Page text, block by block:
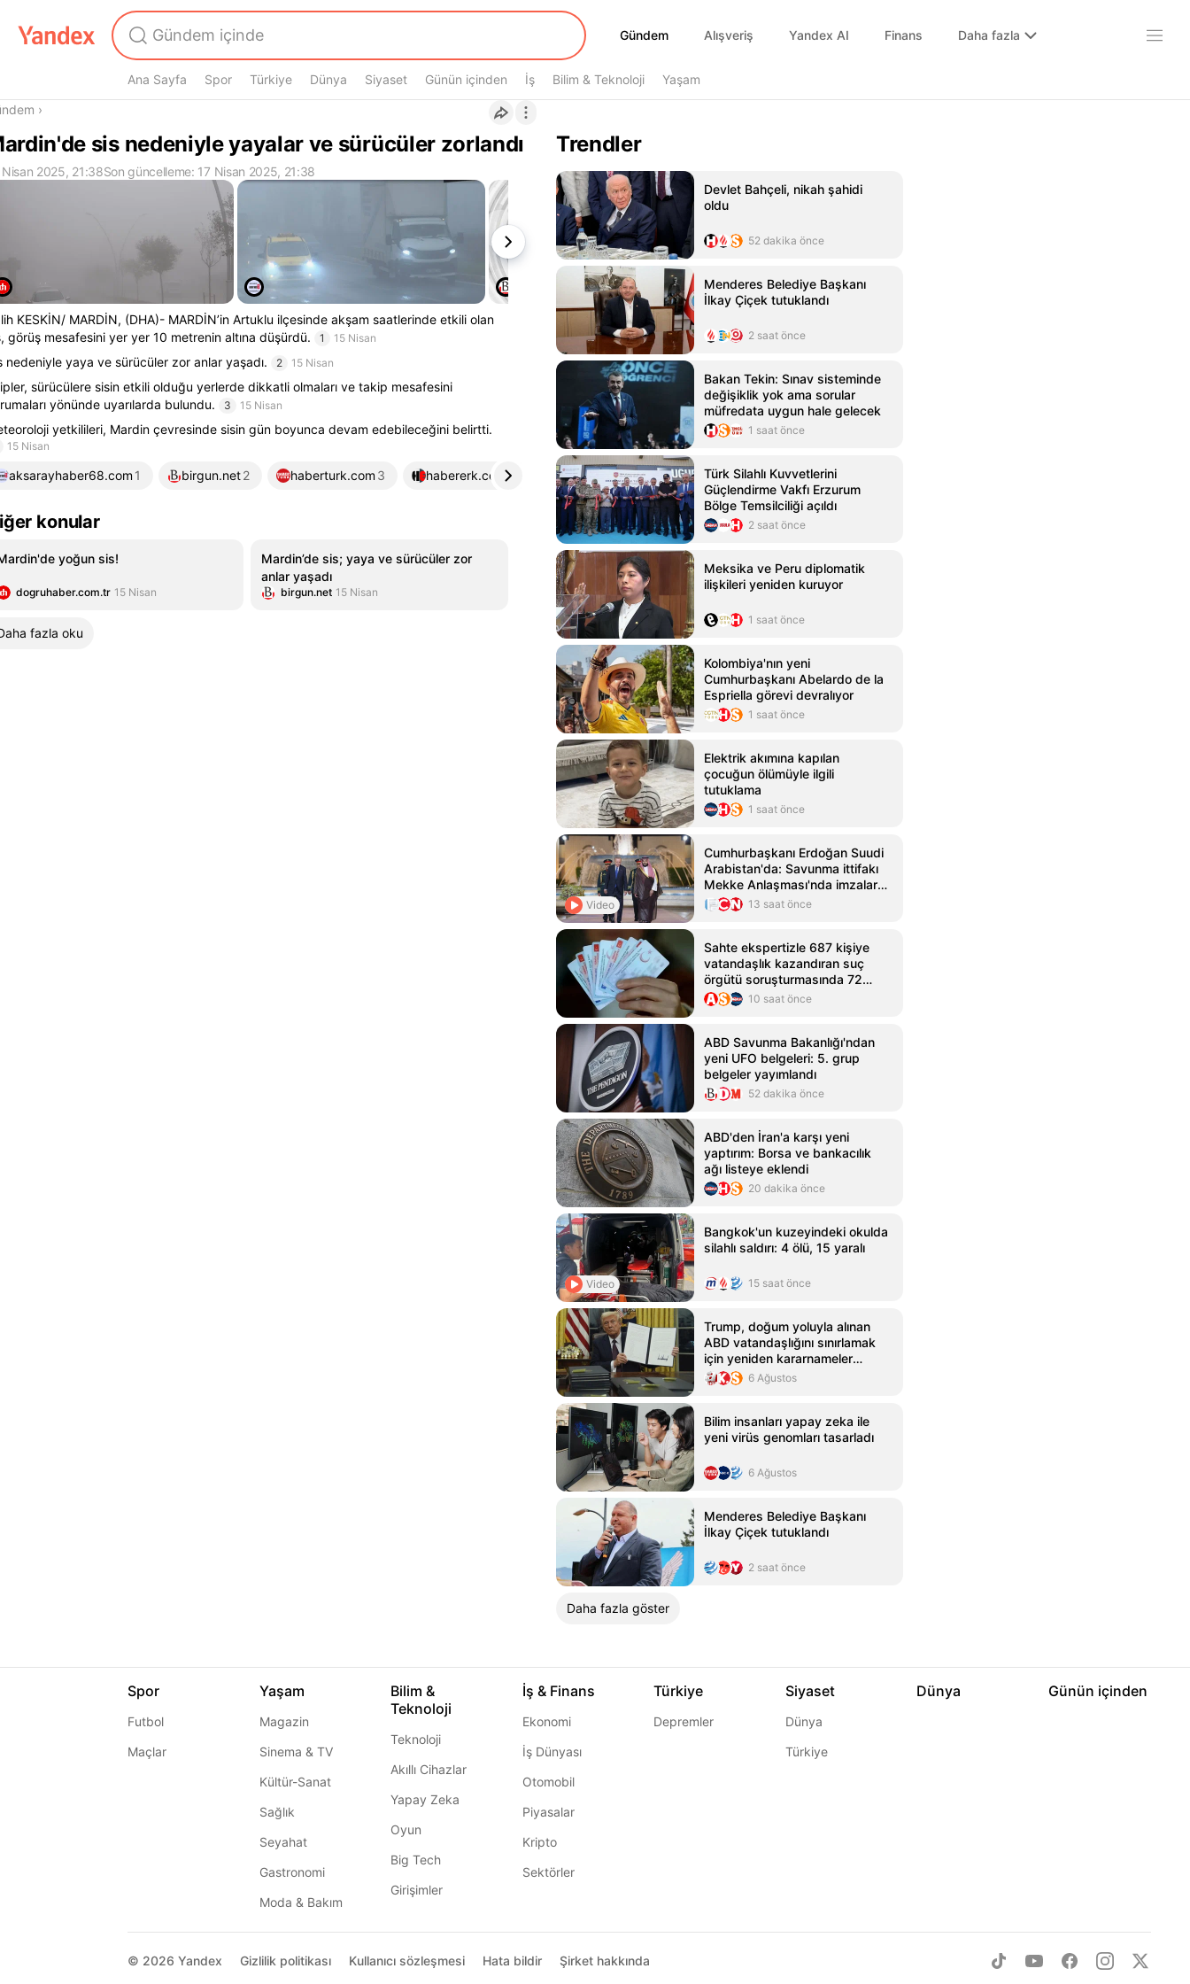
Gündem
Gündem Alışveriş Yandex AI Finans Daha fazla
Ana Sayfa Spor Türkiye Dünya Siyaset Günün içinden İş Bilim & Teknoloji Yaşam
›
sis nedeniyle yayalar ve sürücüler zorlandı
Nisan 2025, 21:38Son güncelleme: 17 Nisan 2025, 21:38
KESKİN/ MARDİN, (DHA)- MARDİN’in Artuklu ilçesinde akşam saatlerinde etkili olan
görüş mesafesini yer yer 10 metrenin altına düşürdü.
1 15 Nisan
nedeniyle yaya ve sürücüler zor anlar yaşadı. 2 15 Nisan
sürücülere sisin etkili olduğu yerlerde dikkatli olmaları ve takip mesafesini
yönünde uyarılarda bulundu.
3 15 Nisan
yetkilileri, Mardin çevresinde sisin gün boyunca devam edebileceğini belirtti.
15 Nisan
aksarayhaber68.com 1 birgun.net2 haberturk.com 3 habererk.com4
konular
yoğun sis!
dogruhaber.com.tr 15 Nisan
Mardin’de sis; yaya ve sürücüler zor
anlar yaşadı
birgun.net 15 Nisan
fazla oku
Trendler
Devlet Bahçeli, nikah şahidi
oldu
52 dakika önce
Menderes Belediye Başkanı
İlkay Çiçek tutuklandı
2 saat önce
Bakan Tekin: Sınav sisteminde
değişiklik yok ama sorular
müfredata uygun hale gelecek
1 saat önce
Türk Silahlı Kuvvetlerini
Güçlendirme Vakfı Erzurum
Bölge Temsilciliği açıldı
2 saat önce
Meksika ve Peru diplomatik
ilişkileri yeniden kuruyor
1 saat önce
Kolombiya'nın yeni
Cumhurbaşkanı Abelardo de la
Espriella görevi devralıyor
1 saat önce
Elektrik akımına kapılan
çocuğun ölümüyle ilgili
tutuklama
1 saat önce
Video
Cumhurbaşkanı Erdoğan Suudi
Arabistan'da: Savunma ittifakı
Mekke Anlaşması'nda imzalar
atıldı!
13 saat önce
Sahte ekspertizle 687 kişiye
vatandaşlık kazandıran suç
örgütü soruşturmasında 72
şüpheli adliyeye sevk edildi
10 saat önce
ABD Savunma Bakanlığı'ndan
yeni UFO belgeleri: 5. grup
belgeler yayımlandı
52 dakika önce
ABD'den İran'a karşı yeni
yaptırım: Borsa ve bankacılık
ağı listeye eklendi
20 dakika önce
Video
Bangkok'un kuzeyindeki okulda
silahlı saldırı: 4 ölü, 15 yaralı
15 saat önce
Trump, doğum yoluyla alınan
ABD vatandaşlığını sınırlamak
için yeniden kararnameler
imzaladı6 Ağustos
Bilim insanları yapay zeka ile
yeni virüs genomları tasarladı
6 Ağustos
Menderes Belediye Başkanı
İlkay Çiçek tutuklandı
2 saat önce
Daha fazla göster
Spor
Futbol
Maçlar
Yaşam
Magazin
Sinema & TV
Kültür-Sanat
Sağlık
Seyahat
Gastronomi
Moda & Bakım
Bilim &
Teknoloji
Teknoloji
Akıllı Cihazlar
Yapay Zeka
Oyun
Big Tech
Girişimler
İş & Finans
Ekonomi
İş Dünyası
Otomobil
Piyasalar
Kripto
Sektörler
Türkiye
Depremler
Siyaset
Dünya
Türkiye
Dünya Günün içinden
© 2026 Yandex Gizlilik politikası Kullanıcı sözleşmesi Hata bildir Şirket hakkında